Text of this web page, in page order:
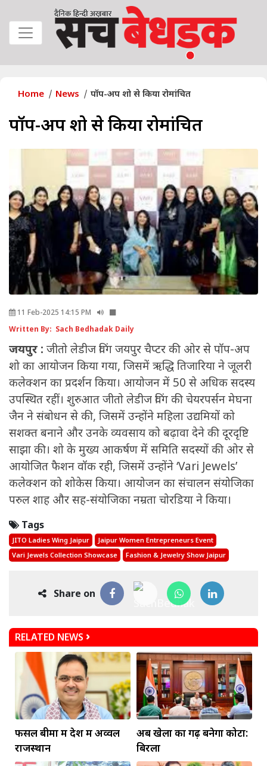
Home News पॉप-अप शो से किया रोमांचित
पॉप-अप शो से किया रोमांचित
11 Feb-2025 14:15 PM
Written By: Sach Bedhadak Daily
जयपुर : जीतो लेडीज विंग जयपुर चैप्टर की ओर से पॉप-अप
शो का आयोजन किया गया, जिसमें ऋद्धि तिजारिया ने जूलरी
कलेक्शन का प्रदर्शन किया। आयोजन में 50 से अधिक सदस्य
उपस्थित रहीं। शुरुआत जीतो लेडीज विंग की चेयरपर्सन मेघना
जैन ने संबोधन से की, जिसमें उन्होंने महिला उद्यमियों को
सशक्त बनाने और उनके व्यवसाय को बढ़ावा देने की दूरदृष्टि
साझा की। शो के मुख्य आकर्षण में समिति सदस्यों की ओर से
आयोजित फैशन वॉक रही, जिसमें उन्होंने ‘Vari Jewels’
कलेक्शन को शोकेस किया। आयोजन का संचालन संयोजिका
परुल शाह और सह-संयोजिका नम्रता चोरडिया ने किया।
Tags
JITO Ladies Wing Jaipur
Jaipur Women Entrepreneurs Event
Vari Jewels Collection Showcase
Fashion & Jewelry Show Jaipur
Share on
RELATED NEWS
फसल बीमा में देश में अव्वल
राजस्थान
अब खेलों का गढ़ बनेगा कोटा:
बिरला